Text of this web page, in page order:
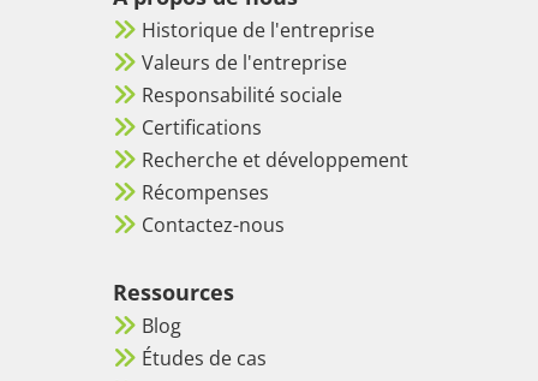
Historique de l'entreprise
Valeurs de l'entreprise
Responsabilité sociale
Certifications
Recherche et développement
Récompenses
Contactez-nous
Ressources
Blog
Études de cas